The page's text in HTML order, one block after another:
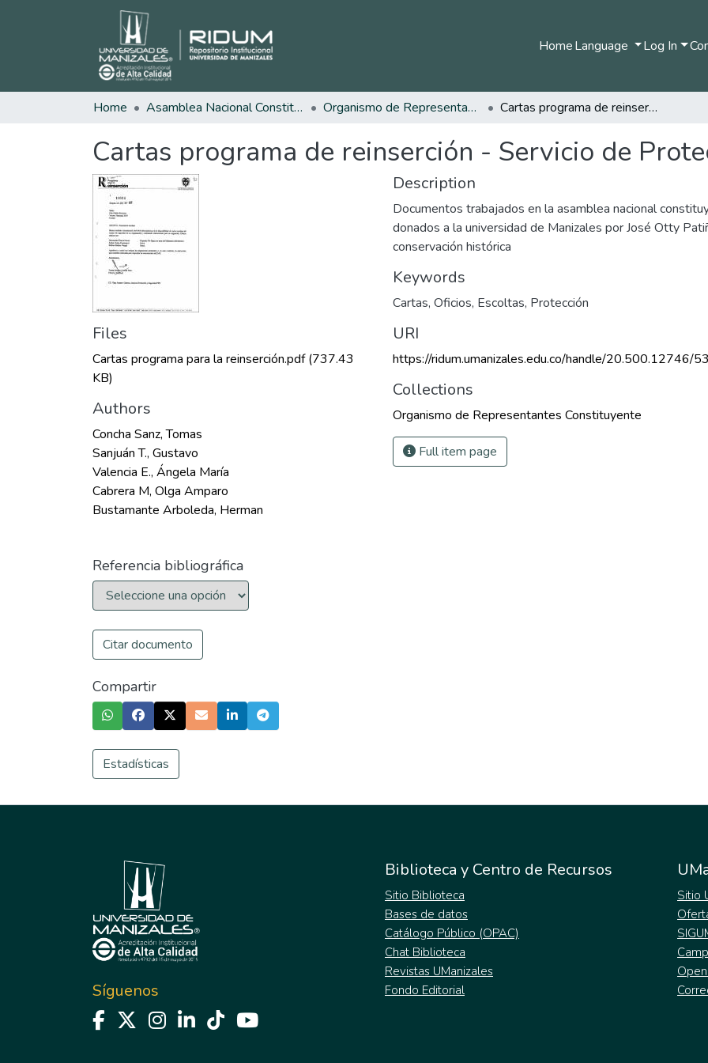
HomeLanguage Log In
Home Asamblea Nacional Constituyente Organismo de Representantes Constituyente Cartas programa de reinserción - Servicio de Protección - 1997
Cartas programa de reinserción - Servicio de
Files
Cartas programa para la reinserción.pdf(737.43
KB)
Authors
Concha Sanz, Tomas
Sanjuán T., Gustavo
Valencia E., Ángela María
Cabrera M, Olga Amparo
Bustamante Arboleda, Herman
Referencia bibliográfica
Citar documento
Compartir
Estadísticas
Description
Documentos trabajados en la asamblea nacional
donados a la universidad de Manizales por José Otty
conservación histórica
Keywords
Cartas, Oficios, Escoltas, Protección
URI
https://ridum.umanizales.edu.co/handle/20.500.12746/
Collections
Organismo de Representantes Constituyente
Full item page
Síguenos
Biblioteca y Centro de Recursos
Sitio Biblioteca
Bases de datos
Catálogo Público (OPAC)
Chat Biblioteca
Revistas UManizales
Fondo Editorial
Sitio